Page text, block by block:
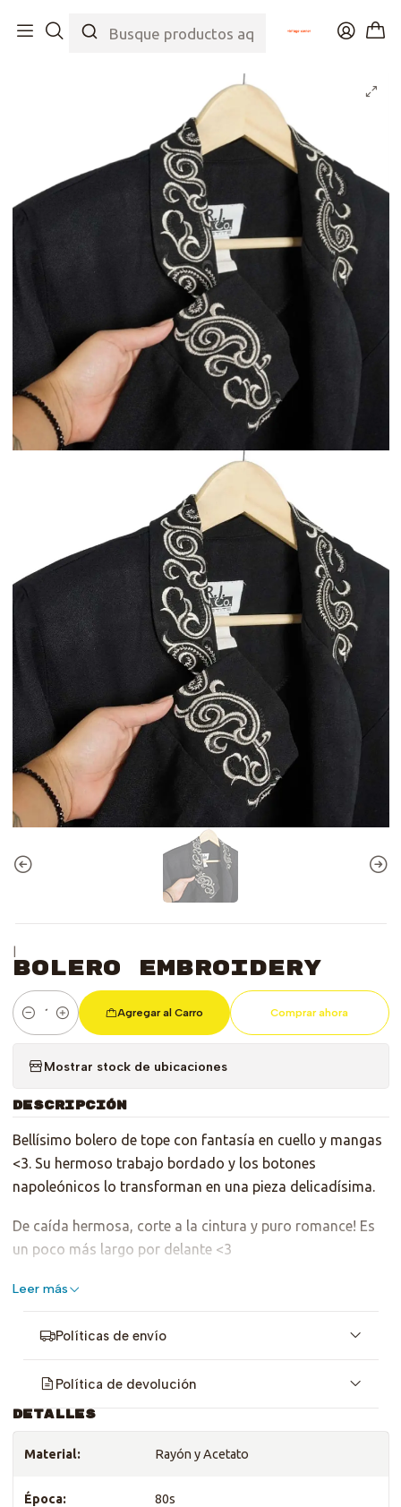
|
Bolero Embroidery
Cantidad
Agregar al Carro Comprar ahora
Mostrar stock de ubicaciones
DESCRIPCIÓN
Bellísimo bolero de tope con fantasía en cuello y mangas
<3. Su hermoso trabajo bordado y los botones
napoleónicos lo transforman en una pieza delicadísima.
De caída hermosa, corte a la cintura y puro romance! Es
un poco más largo por delante <3
Talla S, sirve para XS y M pequeño.
Leer más
Políticas de envío
Política de devolución
DETALLES
Material: Rayón y Acetato
Época: 80s